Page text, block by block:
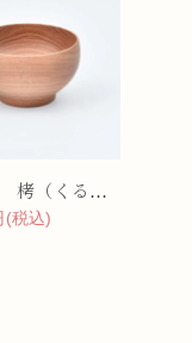
銘木碗 栲（くるみ）
(税込)